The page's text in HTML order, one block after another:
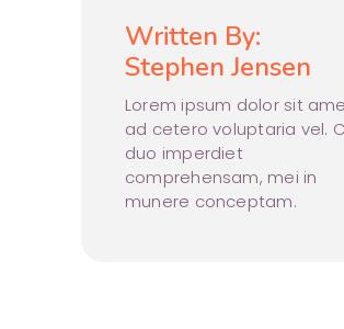
Written By:
Stephen Jensen
Lorem ipsum dolor sit
ad cetero voluptaria vel.
duo imperdiet
comprehensam, mei in
munere conceptam.